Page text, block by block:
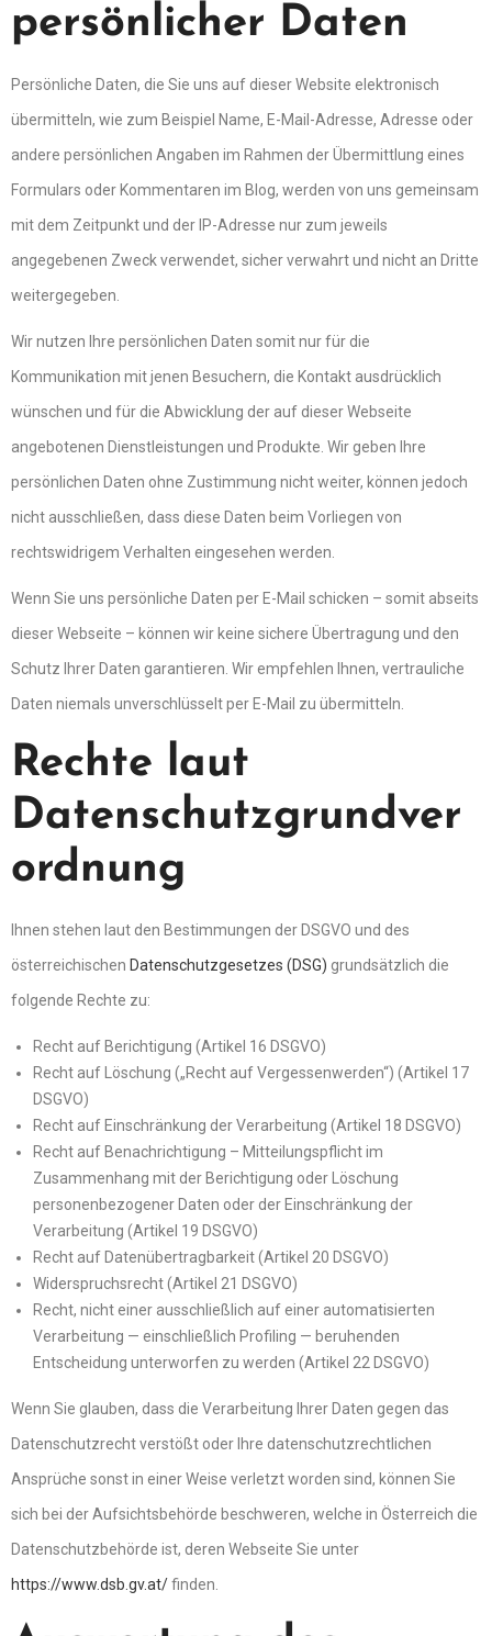
persönlicher Daten
Persönliche Daten, die Sie uns auf dieser Website elektronisch
übermitteln, wie zum Beispiel Name, E-Mail-Adresse, Adresse oder
andere persönlichen Angaben im Rahmen der Übermittlung eines
Formulars oder Kommentaren im Blog, werden von uns gemeinsam
mit dem Zeitpunkt und der IP-Adresse nur zum jeweils
angegebenen Zweck verwendet, sicher verwahrt und nicht an Dritte
weitergegeben.
Wir nutzen Ihre persönlichen Daten somit nur für die
Kommunikation mit jenen Besuchern, die Kontakt ausdrücklich
wünschen und für die Abwicklung der auf dieser Webseite
angebotenen Dienstleistungen und Produkte. Wir geben Ihre
persönlichen Daten ohne Zustimmung nicht weiter, können jedoch
nicht ausschließen, dass diese Daten beim Vorliegen von
rechtswidrigem Verhalten eingesehen werden.
Wenn Sie uns persönliche Daten per E-Mail schicken – somit abseits
dieser Webseite – können wir keine sichere Übertragung und den
Schutz Ihrer Daten garantieren. Wir empfehlen Ihnen, vertrauliche
Daten niemals unverschlüsselt per E-Mail zu übermitteln.
Rechte laut
Datenschutzgrundver
ordnung
Ihnen stehen laut den Bestimmungen der DSGVO und des
österreichischen Datenschutzgesetzes (DSG) grundsätzlich die
folgende Rechte zu:
Recht auf Berichtigung (Artikel 16 DSGVO)
Recht auf Löschung („Recht auf Vergessenwerden“) (Artikel 17
DSGVO)
Recht auf Einschränkung der Verarbeitung (Artikel 18 DSGVO)
Recht auf Benachrichtigung – Mitteilungspflicht im
Zusammenhang mit der Berichtigung oder Löschung
personenbezogener Daten oder der Einschränkung der
Verarbeitung (Artikel 19 DSGVO)
Recht auf Datenübertragbarkeit (Artikel 20 DSGVO)
Widerspruchsrecht (Artikel 21 DSGVO)
Recht, nicht einer ausschließlich auf einer automatisierten
Verarbeitung — einschließlich Profiling — beruhenden
Entscheidung unterworfen zu werden (Artikel 22 DSGVO)
Wenn Sie glauben, dass die Verarbeitung Ihrer Daten gegen das
Datenschutzrecht verstößt oder Ihre datenschutzrechtlichen
Ansprüche sonst in einer Weise verletzt worden sind, können Sie
sich bei der Aufsichtsbehörde beschweren, welche in Österreich die
Datenschutzbehörde ist, deren Webseite Sie unter
https://www.dsb.gv.at/finden.